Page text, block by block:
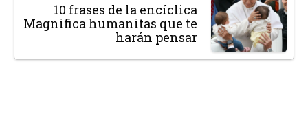
10 frases de la encíclica
Magnifica humanitas que te
harán pensar